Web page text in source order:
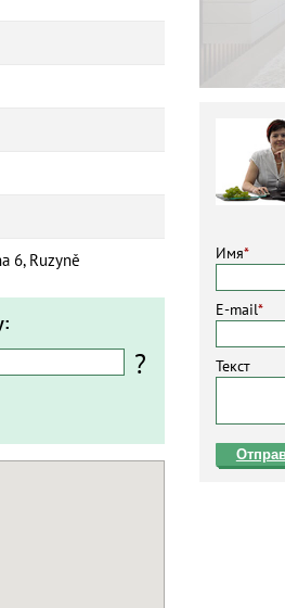
Имя*
E-mail*
Текст
6, Ruzyně
?